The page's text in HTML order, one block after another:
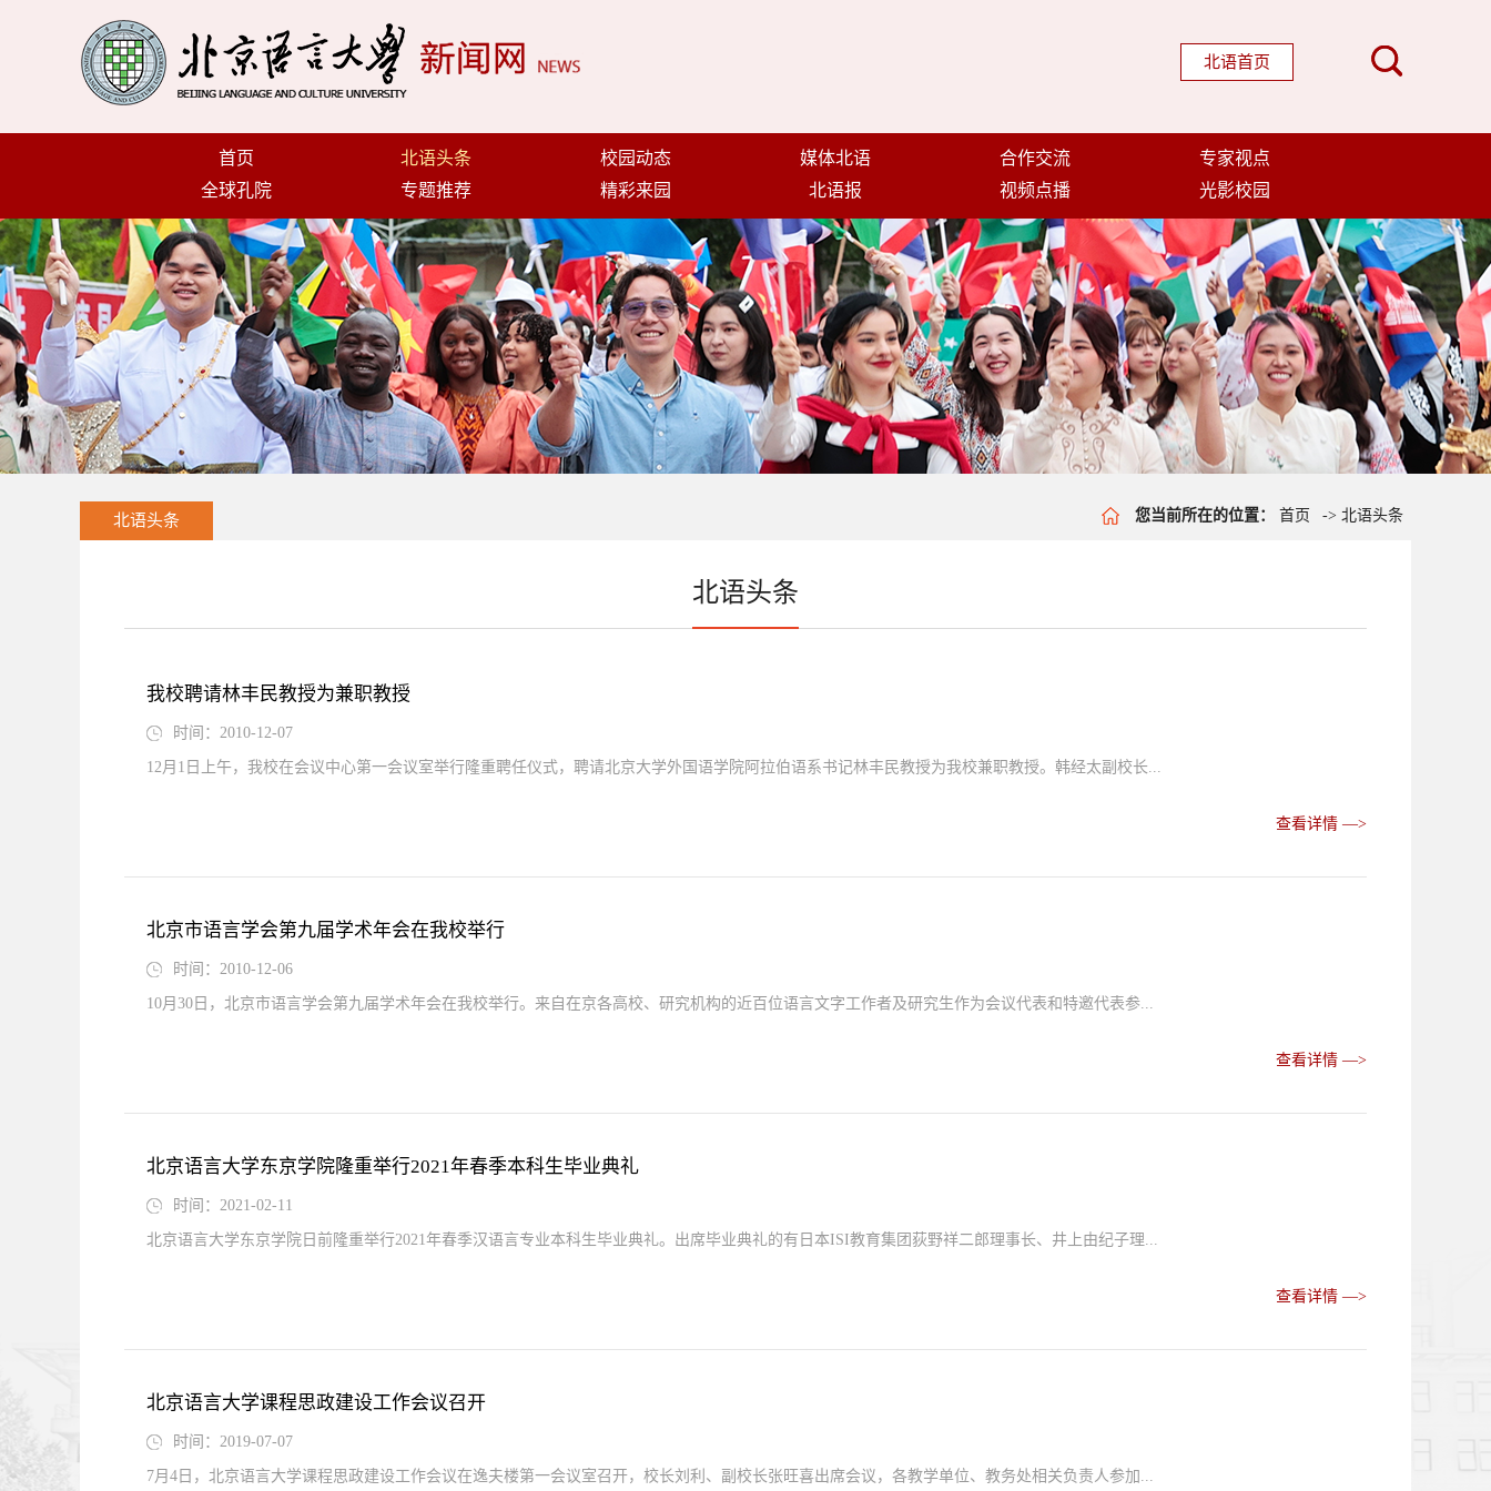
北语首页
首页 北语头条 校园动态 媒体北语 合作交流
专家视点
全球孔院
专题推荐 精彩来园 北语报 视频点播 光影校园
北语头条 您当前所在的位置： 首页 -> 北语头条
北语头条
我校聘请林丰民教授为兼职教授
时间：2010-12-07
12月1日上午，我校在会议中心第一会议室举行隆重聘任仪式，聘请北京大学外国语学院阿拉伯语系书记林丰民教授为我校兼职教授。韩经太副校长...
查看详情 —>
北京市语言学会第九届学术年会在我校举行
时间：2010-12-06
10月30日，北京市语言学会第九届学术年会在我校举行。来自在京各高校、研究机构的近百位语言文字工作者及研究生作为会议代表和特邀代表参...
查看详情 —>
北京语言大学东京学院隆重举行2021年春季本科生毕业典礼
时间：2021-02-11
北京语言大学东京学院日前隆重举行2021年春季汉语言专业本科生毕业典礼。出席毕业典礼的有日本ISI教育集团荻野祥二郎理事长、井上由纪子理...
查看详情 —>
北京语言大学课程思政建设工作会议召开
时间：2019-07-07
7月4日，北京语言大学课程思政建设工作会议在逸夫楼第一会议室召开，校长刘利、副校长张旺喜出席会议，各教学单位、教务处相关负责人参加...